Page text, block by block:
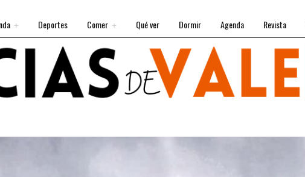
Deportes Comer Qué ver Dormir Agenda Revista